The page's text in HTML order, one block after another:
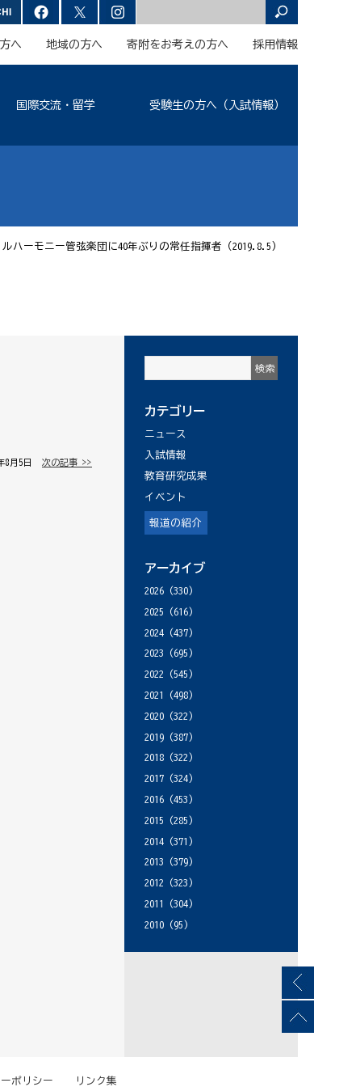
へ 地域の方へ 寄附をお考えの方へ 採用情報
国際交流・留学 受験生の方へ（入試情報）
ハーモニー管弦楽団に40年ぶりの常任指揮者（2019.8.5）
8月5日 │ 次の記事 >>
カテゴリー
ニュース
入試情報
教育研究成果
イベント
報道の紹介
アーカイブ
2026 (330)
2025 (616)
2024 (437)
2023 (695)
2022 (545)
2021
(498)
2020 (322)
2019 (387)
2018 (322)
2017 (324)
2016 (453)
2015 (285)
2014 (371)
2013 (379)
2012 (323)
2011
(304)
2010 (95)
ポリシー リンク集